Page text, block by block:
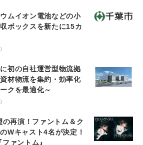
ムイオン電池などの小
ボックスを新たに15カ
初の自社運営型物流拠
材物流を集約・効率化
クを最適化～
再演！ファントム＆ク
Wキャスト4名が決定！
ァントム』